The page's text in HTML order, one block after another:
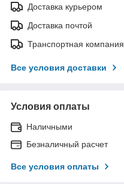
Доставка курьером
Доставка почтой
Транспортная компания
Все условия доставки
Условия оплаты
Наличными
Безналичный расчет
Все условия оплаты